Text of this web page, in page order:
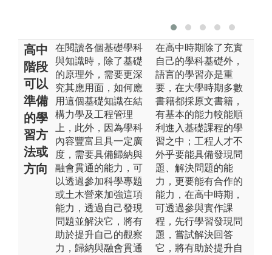
高中
階段
可以
準備
的學
習方
法或
方向
在閱讀各個基礎學科
與知識時，除了基礎
的原理外，需要更深
究其應用面，如何應
用這個基礎知識在結
構力學及工程管理
上，此外，因為學科
內容豐富且具一定廣
度，需要具備歸納與
融會貫通的能力，可
以透過參加科學專題
或土木營來加強這項
能力，透過自己發現
問題並解決它，將有
助於提升自己的觀察
力，歸納與融會貫通
在高中時期除了充實
自己的學科基礎外，
語言的學習亦是重
要，在大學時期多數
書籍都採原文書籍，
有基本的能力較能順
利進入基礎課程的學
習之中；工程人才不
外乎要能具備發現問
題、解決問題的能
力，更要能有合作的
能力，在高中時期，
可透過參與實作課
程，先行學習發現問
題，嘗試解決回答
它，將有助於提升自